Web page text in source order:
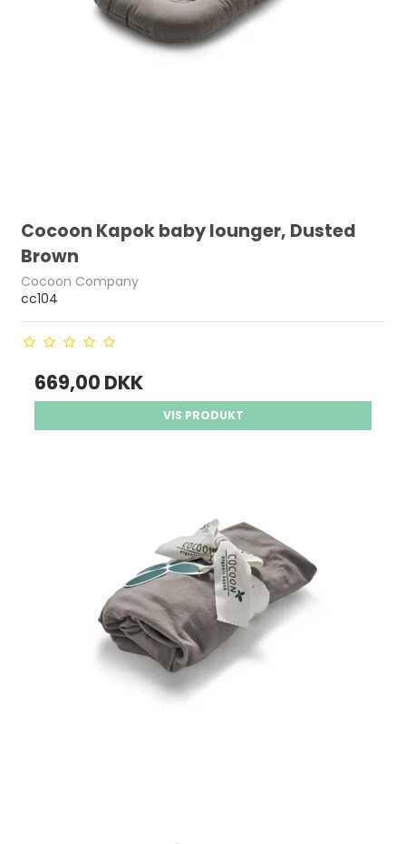
Cocoon Kapok baby lounger, Dusted
Brown
Cocoon Company
cc104
669,00 DKK
VIS PRODUKT